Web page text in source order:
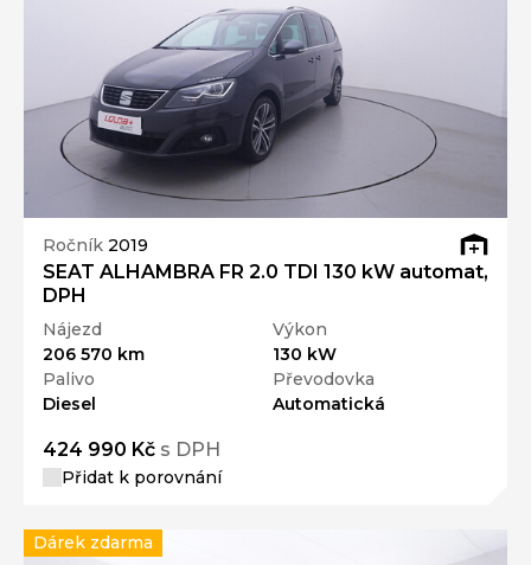
Ročník 2019
SEAT ALHAMBRA FR 2.0 TDI 130 kW automat,
DPH
Nájezd
206 570 km
Výkon
130 kW
Palivo
Diesel
Převodovka
Automatická
424 990 Kč s DPH
Přidat k porovnání
Dárek zdarma